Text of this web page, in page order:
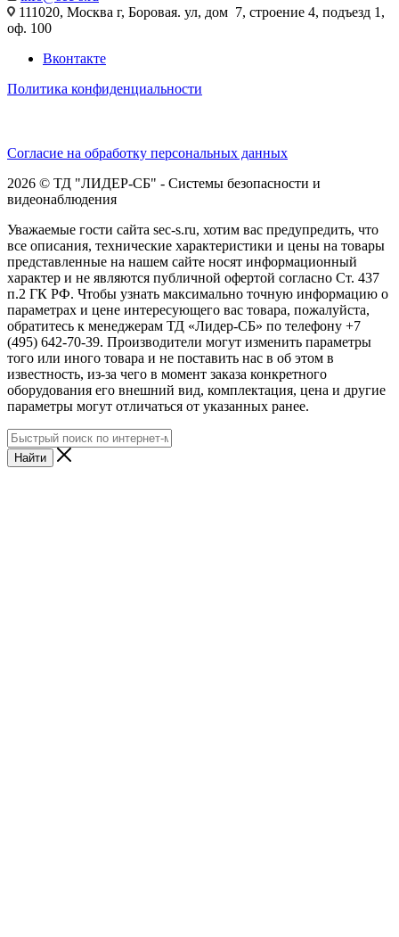
111020, Москва г, Боровая. ул, дом 7, строение 4, подъезд 1,
оф. 100
Вконтакте
Политика конфиденциальности
Согласие на обработку персональных данных
2026 © ТД "ЛИДЕР-СБ" - Системы безопасности и
видеонаблюдения
Уважаемые гости сайта sec-s.ru, хотим вас предупредить, что
все описания, технические характеристики и цены на товары
представленные на нашем сайте носят информационный
характер и не являются публичной офертой согласно Ст. 437
п.2 ГК РФ. Чтобы узнать максимально точную информацию о
параметрах и цене интересующего вас товара, пожалуйста,
обратитесь к менеджерам ТД «Лидер-СБ» по телефону +7
(495) 642-70-39. Производители могут изменить параметры
того или иного товара и не поставить нас в об этом в
известность, из-за чего в момент заказа конкретного
оборудования его внешний вид, комплектация, цена и другие
параметры могут отличаться от указанных ранее.
Найти